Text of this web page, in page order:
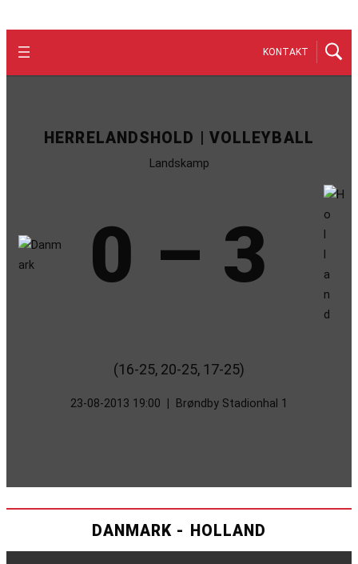
KONTAKT
HERRELANDSHOLD | VOLLEYBALL
Landskamp
0 – 3
(16-25, 20-25, 17-25)
23-08-2013 19:00 Brøndby Stadionhal 1
DANMARK - HOLLAND